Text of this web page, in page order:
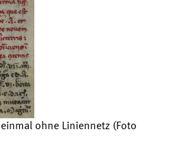
ohne Liniennetz (Foto